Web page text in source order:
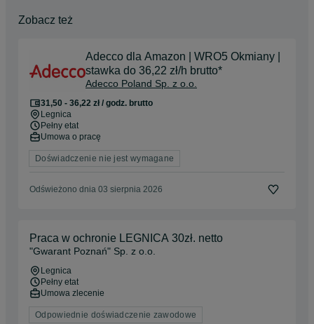
Zobacz też
Adecco dla Amazon | WRO5 Okmiany |
stawka do 36,22 zł/h brutto*
Adecco Poland Sp. z o.o.
31,50 - 36,22 zł / godz. brutto
Legnica
Pełny etat
Umowa o pracę
Doświadczenie nie jest wymagane
Odświeżono dnia 03 sierpnia 2026
Praca w ochronie LEGNICA 30zł. netto
"Gwarant Poznań" Sp. z o.o.
Legnica
Pełny etat
Umowa zlecenie
Odpowiednie doświadczenie zawodowe